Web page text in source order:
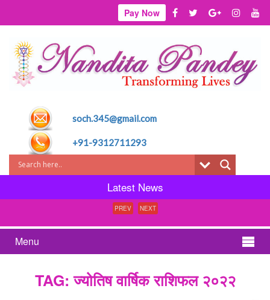
Pay Now
soch.345@gmail.com
+91-9312711293
Latest News
PREV NEXT
Menu
TAG: ज्योतिष वार्षिक राशिफल २०२२